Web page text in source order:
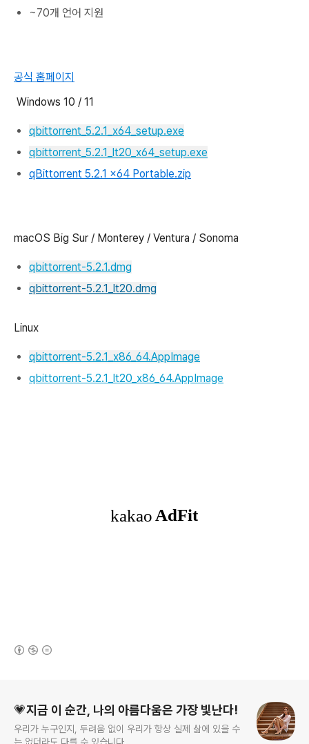
~70개 언어 지원
공식 홈페이지
Windows 10 / 11
qbittorrent_5.2.1_x64_setup.exe
qbittorrent_5.2.1_lt20_x64_setup.exe
qBittorrent 5.2.1 x64 Portable.zip
macOS Big Sur / Monterey / Ventura / Sonoma
qbittorrent-5.2.1.dmg
qbittorrent-5.2.1_lt20.dmg
Linux
qbittorrent-5.2.1_x86_64.AppImage
qbittorrent-5.2.1_lt20_x86_64.AppImage
💗지금 이 순간, 나의 아름다움은 가장 빛난다!
우리가 누구인지, 두려움 없이 우리가 항상 실제 삶에 있을 수